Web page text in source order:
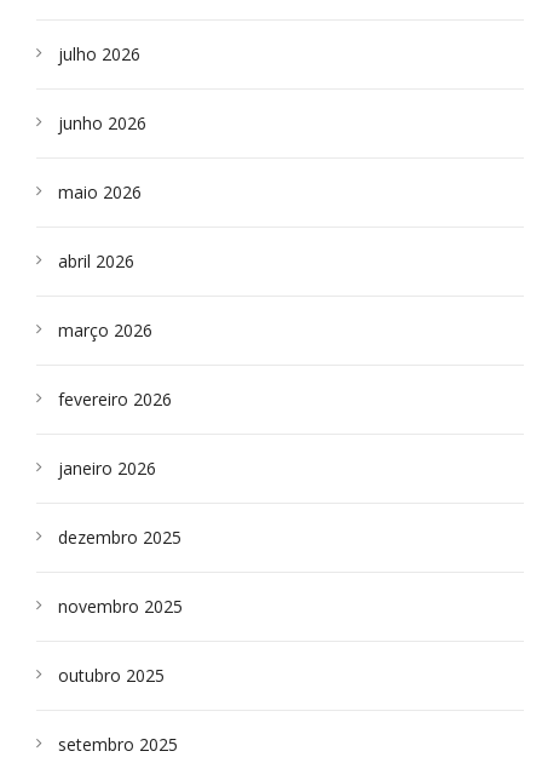
julho 2026
junho 2026
maio 2026
abril 2026
março 2026
fevereiro 2026
janeiro 2026
dezembro 2025
novembro 2025
outubro 2025
setembro 2025